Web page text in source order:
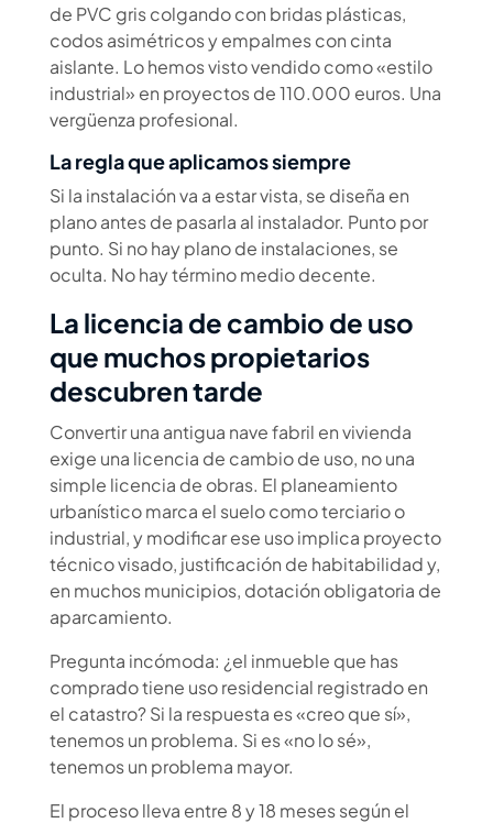
de PVC gris colgando con bridas plásticas,
codos asimétricos y empalmes con cinta
aislante. Lo hemos visto vendido como «estilo
industrial» en proyectos de 110.000 euros. Una
vergüenza profesional.
La regla que aplicamos siempre
Si la instalación va a estar vista, se diseña en
plano antes de pasarla al instalador. Punto por
punto. Si no hay plano de instalaciones, se
oculta. No hay término medio decente.
La licencia de cambio de uso
que muchos propietarios
descubren tarde
Convertir una antigua nave fabril en vivienda
exige una licencia de cambio de uso, no una
simple licencia de obras. El planeamiento
urbanístico marca el suelo como terciario o
industrial, y modificar ese uso implica proyecto
técnico visado, justificación de habitabilidad y,
en muchos municipios, dotación obligatoria de
aparcamiento.
Pregunta incómoda: ¿el inmueble que has
comprado tiene uso residencial registrado en
el catastro? Si la respuesta es «creo que sí»,
tenemos un problema. Si es «no lo sé»,
tenemos un problema mayor.
El proceso lleva entre 8 y 18 meses según el